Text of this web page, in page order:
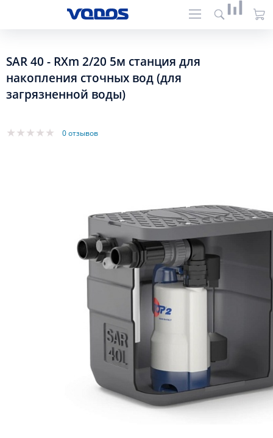
SAR 40 - RXm 2/20 5м станция для
накопления сточных вод (для
загрязненной воды)
0 отзывов